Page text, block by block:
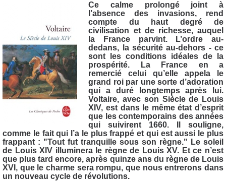
Ce calme prolongé joint à
l’absence des invasions, rend
compte du haut degré de
civilisation et de richesse, auquel
la France parvint. L’ordre au-
dedans, la sécurité au-dehors - ce
sont les conditions idéales de la
prospérité. La France en a
remercié celui qu’elle appela le
grand roi par une sorte d’adoration
qui a duré longtemps après lui.
Voltaire, avec son Siècle de Louis
XIV, est dans le même état d’esprit
que les contemporains des années
qui suivirent 1660. Il souligne,
comme le fait qui l’a le plus frappé et qui est aussi le plus
frappant : "Tout fut tranquille sous son règne." Le soleil
de Louis XIV illuminera le règne de Louis XV. Et ce n’est
que plus tard encore, après quinze ans du règne de Louis
XVI, que le charme sera rompu, que nous entrerons dans
un nouveau cycle de révolutions.